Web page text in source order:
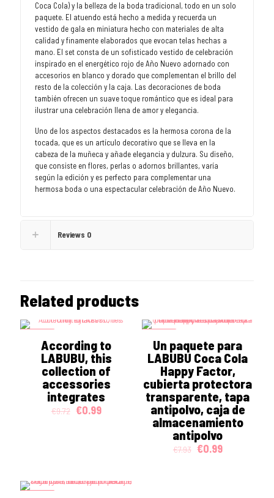
Coca Cola) y la belleza de la boda tradicional, todo en un solo
paquete. El atuendo está hecho a medida y recuerda un
vestido de gala en miniatura hecho con materiales de alta
calidad y finamente elaborados que evocan telas hechas a
mano. El set consta de un sofisticado vestido de celebración
inspirado en el energético rojo de Año Nuevo adornado con
accesorios en blanco y dorado que complementan el brillo del
resto de la colección y la caja. Las decoraciones de boda
también ofrecen un suave toque romántico que es ideal para
ilustrar una celebración llena de amor y elegancia.
Uno de los aspectos destacados es la hermosa corona de la
tocada, que es un artículo decorativo que se lleva en la
cabeza de la muñeca y añade elegancia y dulzura. Su diseño,
que consiste en flores, perlas o adornos brillantes, varía
según la edición y es perfecto para complementar una
hermosa boda o una espectacular celebración de Año Nuevo.
Reviews 0
Related products
According to
LABUBU, this
collection of
accessories
integrates
€9.72 Original
€0.99Current
Un paquete para
LABUBU Coca Cola
Happy Factor,
cubierta protectora
transparente, tapa
antipolvo, caja de
almacenamiento
antipolvo
€7.93 Original
€0.99Current